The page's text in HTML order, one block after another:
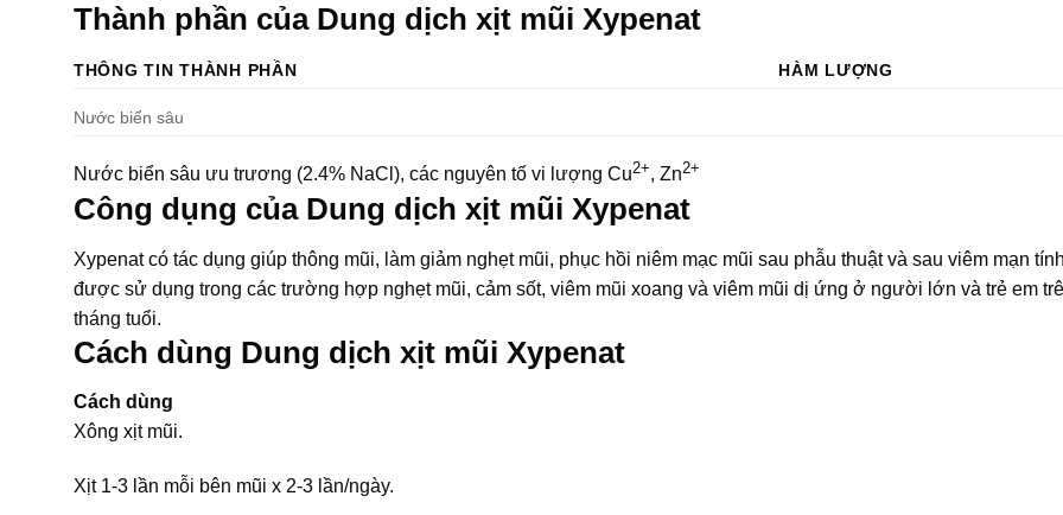
Thành phần của Dung dịch xịt mũi Xypenat
THÔNG TIN THÀNH PHẦN HÀM LƯỢNG
Nước biển sâu
Nước biển sâu ưu trương (2.4% NaCl), các nguyên tố vi lượng Cu2+, Zn2+
Công dụng của Dung dịch xịt mũi Xypenat
Xypenat có tác dụng giúp thông mũi, làm giảm nghẹt mũi, phục hồi niêm mạc mũi sau phẫu thuật và sau viêm mạn
được sử dụng trong các trường hợp nghẹt mũi, cảm sốt, viêm mũi xoang và viêm mũi dị ứng ở người lớn và trẻ em
tháng tuổi.
Cách dùng Dung dịch xịt mũi Xypenat
Cách dùng
Xông xịt mũi.
Xịt 1-3 lần mỗi bên mũi x 2-3 lần/ngày.